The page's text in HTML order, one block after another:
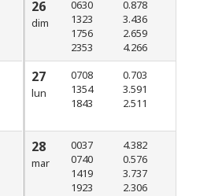
26
dim
0630
1323
1756
2353
0.878
3.436
2.659
4.266
27
lun
0708
1354
1843
0.703
3.591
2.511
28
mar
0037
0740
1419
1923
4.382
0.576
3.737
2.306